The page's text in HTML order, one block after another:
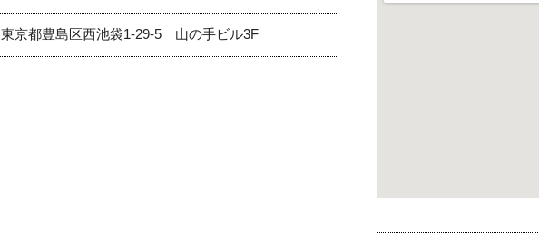
東京都豊島区西池袋1-29-5 山の手ビル3F